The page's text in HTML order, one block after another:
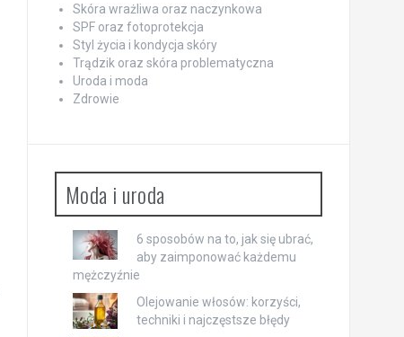
Skóra wrażliwa oraz naczynkowa
SPF oraz fotoprotekcja
Styl życia i kondycja skóry
Trądzik oraz skóra problematyczna
Uroda i moda
Zdrowie
Moda i uroda
6 sposobów na to, jak się ubrać,
aby zaimponować każdemu
mężczyźnie
Olejowanie włosów: korzyści,
techniki i najczęstsze błędy